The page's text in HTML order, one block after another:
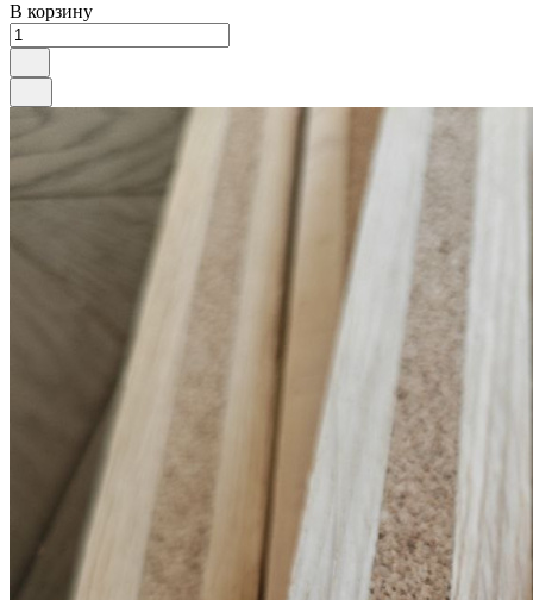
В корзину